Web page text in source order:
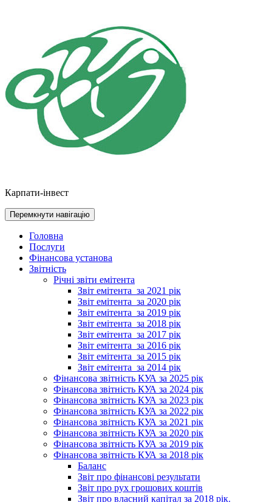
Карпати-інвест
Перемкнути навігацію
Головна
Послуги
Фінансова установа
Звітність
Річні звіти емітента
Звіт емітента_за 2021 рік
Звіт емітента_за 2020 рік
Звіт емітента_за 2019 рік
Звіт емітента_за 2018 рік
Звіт емітента_за 2017 рік
Звіт емітента_за 2016 рік
Звіт емітента_за 2015 рік
Звіт емітента_за 2014 рік
Фінансова звітність КУА за 2025 рік
Фінансова звітність КУА за 2024 рік
Фінансова звітність КУА за 2023 рік
Фінансова звітність КУА за 2022 рік
Фінансова звітність КУА за 2021 рік
Фінансова звітність КУА за 2020 рік
Фінансова звітність КУА за 2019 рік
Фінансова звітність КУА за 2018 рік
Баланс
Звіт про фінансові результати
Звіт про рух грошових коштів
Звіт про власний капітал за 2018 рік.